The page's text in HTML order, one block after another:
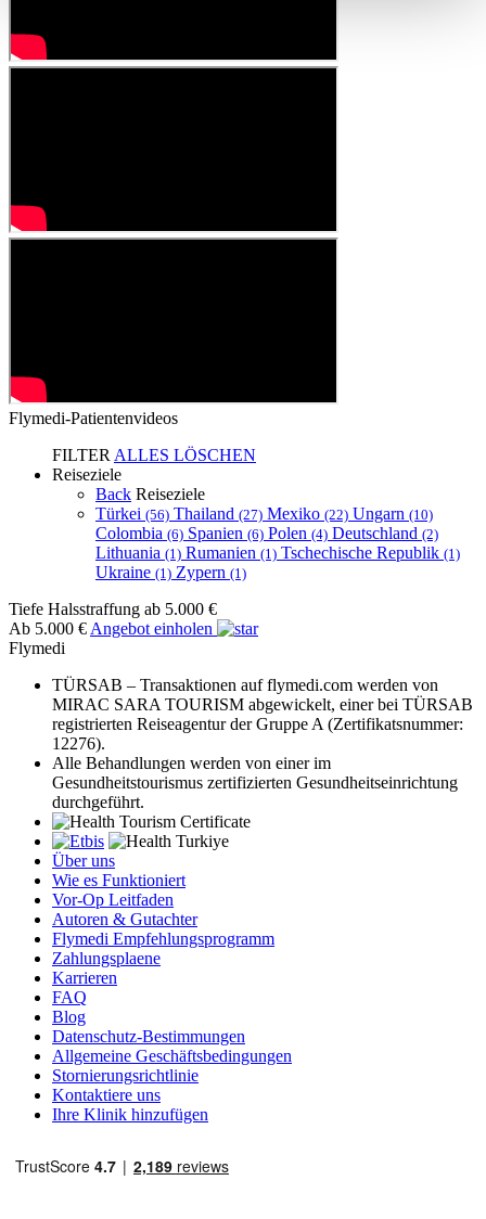
Flymedi-Patientenvideos
FILTER ALLES LÖSCHEN
Reiseziele
Back Reiseziele
Türkei (56) Thailand (27) Mexiko (22) Ungarn (10)
Colombia (6) Spanien (6) Polen (4) Deutschland (2)
Lithuania (1) Rumanien (1) Tschechische Republik (1)
Ukraine (1) Zypern (1)
Tiefe Halsstraffung ab 5.000 €
Ab 5.000 € Angebot einholen
Flymedi
TÜRSAB – Transaktionen auf flymedi.com werden von
MIRAC SARA TOURISM abgewickelt, einer bei TÜRSAB
registrierten Reiseagentur der Gruppe A (Zertifikatsnummer:
12276).
Alle Behandlungen werden von einer im
Gesundheitstourismus zertifizierten Gesundheitseinrichtung
durchgeführt.
Über uns
Wie es Funktioniert
Vor-Op Leitfaden
Autoren & Gutachter
Flymedi Empfehlungsprogramm
Zahlungsplaene
Karrieren
FAQ
Blog
Datenschutz-Bestimmungen
Allgemeine Geschäftsbedingungen
Stornierungsrichtlinie
Kontaktiere uns
Ihre Klinik hinzufügen